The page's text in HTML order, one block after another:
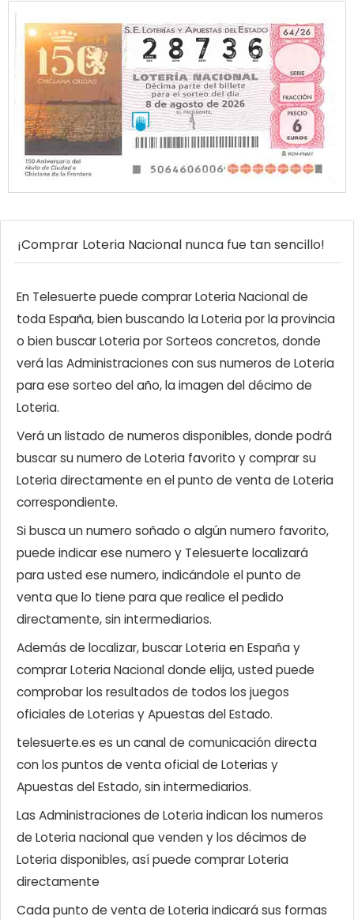
¡Comprar Loteria Nacional nunca fue tan sencillo!
En Telesuerte puede comprar Loteria Nacional de
toda España, bien buscando la Loteria por la provincia
o bien buscar Loteria por Sorteos concretos, donde
verá las Administraciones con sus numeros de Loteria
para ese sorteo del año, la imagen del décimo de
Loteria.
Verá un listado de numeros disponibles, donde podrá
buscar su numero de Loteria favorito y comprar su
Loteria directamente en el punto de venta de Loteria
correspondiente.
Si busca un numero soñado o algún numero favorito,
puede indicar ese numero y Telesuerte localizará
para usted ese numero, indicándole el punto de
venta que lo tiene para que realice el pedido
directamente, sin intermediarios.
Además de localizar, buscar Loteria en España y
comprar Loteria Nacional donde elija, usted puede
comprobar los resultados de todos los juegos
oficiales de Loterias y Apuestas del Estado.
telesuerte.es es un canal de comunicación directa
con los puntos de venta oficial de Loterias y
Apuestas del Estado, sin intermediarios.
Las Administraciones de Loteria indican los numeros
de Loteria nacional que venden y los décimos de
Loteria disponibles, así puede comprar Loteria
directamente
Cada punto de venta de Loteria indicará sus formas